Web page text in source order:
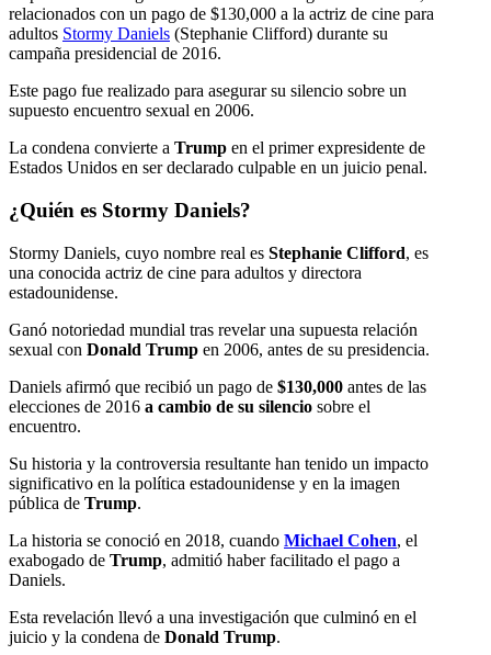
relacionados con un pago de $130,000 a la actriz de cine para
adultos Stormy Daniels (Stephanie Clifford) durante su
campaña presidencial de 2016.
Este pago fue realizado para asegurar su silencio sobre un
supuesto encuentro sexual en 2006.
La condena convierte a Trump en el primer expresidente de
Estados Unidos en ser declarado culpable en un juicio penal.
¿Quién es Stormy Daniels?
Stormy Daniels, cuyo nombre real es Stephanie Clifford, es
una conocida actriz de cine para adultos y directora
estadounidense.
Ganó notoriedad mundial tras revelar una supuesta relación
sexual con Donald Trump en 2006, antes de su presidencia.
Daniels afirmó que recibió un pago de $130,000 antes de las
elecciones de 2016 a cambio de su silencio sobre el
encuentro.
Su historia y la controversia resultante han tenido un impacto
significativo en la política estadounidense y en la imagen
pública de Trump.
La historia se conoció en 2018, cuando Michael Cohen, el
exabogado de Trump, admitió haber facilitado el pago a
Daniels.
Esta revelación llevó a una investigación que culminó en el
juicio y la condena de Donald Trump.